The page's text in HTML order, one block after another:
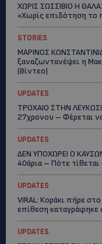
ΧΩΡΙΣ ΣΩΣΣΙΒΙΟ Η
«Χωρίς επιδότηση το
STORIES
ΜΑΡΙΝΟΣ
ξαναζωντανέψει η
(Βίντεο)
UPDATES
ΤΡΟΧΑΙΟ ΣΤΗΝ
27χρονου – Φέρεται
UPDATES
ΔΕΝ ΥΠΟΧΩΡΕΙ Ο
40άρια – Πότε τίθεται
UPDATES
VIRAL: Κοράκι πήρε
επίθεση καταγράφηκε
UPDATES